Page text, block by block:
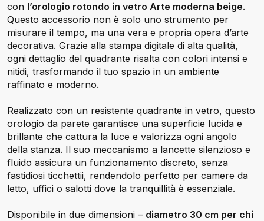
con l’orologio rotondo in vetro Arte moderna beige.
Questo accessorio non è solo uno strumento per
misurare il tempo, ma una vera e propria opera d’arte
decorativa. Grazie alla stampa digitale di alta qualità,
ogni dettaglio del quadrante risalta con colori intensi e
nitidi, trasformando il tuo spazio in un ambiente
raffinato e moderno.
Realizzato con un resistente quadrante in vetro, questo
orologio da parete garantisce una superficie lucida e
brillante che cattura la luce e valorizza ogni angolo
della stanza. Il suo meccanismo a lancette silenzioso e
fluido assicura un funzionamento discreto, senza
fastidiosi ticchettii, rendendolo perfetto per camere da
letto, uffici o salotti dove la tranquillità è essenziale.
Disponibile in due dimensioni – diametro 30 cm per chi